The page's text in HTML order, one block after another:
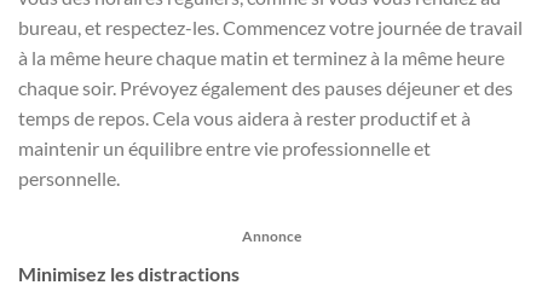
bureau, et respectez-les. Commencez votre journée de travail
à la même heure chaque matin et terminez à la même heure
chaque soir. Prévoyez également des pauses déjeuner et des
temps de repos. Cela vous aidera à rester productif et à
maintenir un équilibre entre vie professionnelle et
personnelle.
Annonce
Minimisez les distractions